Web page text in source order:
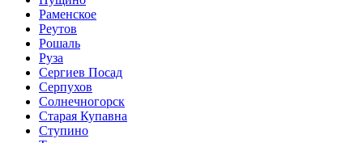
Раменское
Реутов
Рошаль
Руза
Сергиев Посад
Серпухов
Солнечногорск
Старая Купавна
Ступино